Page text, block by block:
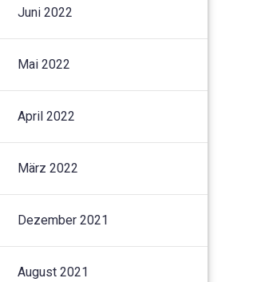
Juni 2022
Mai 2022
April 2022
März 2022
Dezember 2021
August 2021